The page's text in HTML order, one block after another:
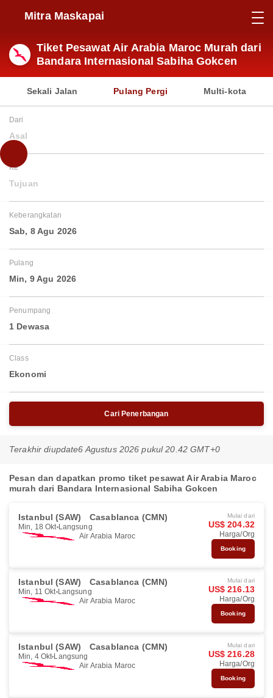
Mitra Maskapai
Tiket Pesawat Air Arabia Maroc Murah dari
Bandara Internasional Sabiha Gokcen
Sekali Jalan Pulang Pergi Multi-kota
Dari
Asal
Ke
Tujuan
Keberangkatan
Sab, 8 Agu 2026
Pulang
Min, 9 Agu 2026
Penumpang
1 Dewasa
Class
Ekonomi
Cari Penerbangan
Terakhir diupdate6 Agustus 2026 pukul 20.42 GMT+0
Pesan dan dapatkan promo tiket pesawat Air Arabia Maroc
murah dari Bandara Internasional Sabiha Gokcen
Istanbul (SAW) Casablanca (CMN)
Min, 18 Okt Langsung
Air Arabia Maroc
Mulai dari
US$ 204.32
Harga/Org
Booking
Istanbul (SAW) Casablanca (CMN)
Min, 11 Okt Langsung
Air Arabia Maroc
Mulai dari
US$ 216.13
Harga/Org
Booking
Istanbul (SAW) Casablanca (CMN)
Min, 4 Okt Langsung
Air Arabia Maroc
Mulai dari
US$ 216.28
Harga/Org
Booking